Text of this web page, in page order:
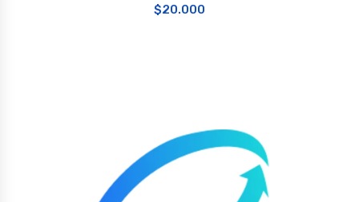
$20.000